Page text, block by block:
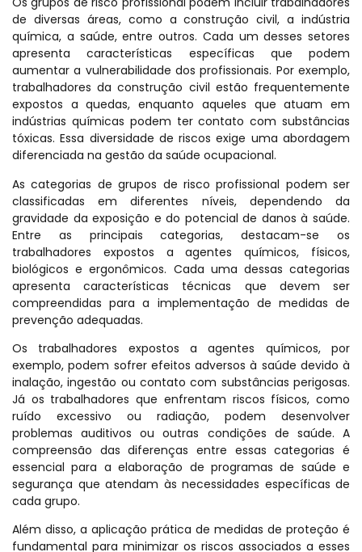
de diversas áreas, como a construção civil, a indústria
química, a saúde, entre outros. Cada um desses setores
apresenta características específicas que podem
aumentar a vulnerabilidade dos profissionais. Por exemplo,
trabalhadores da construção civil estão frequentemente
expostos a quedas, enquanto aqueles que atuam em
indústrias químicas podem ter contato com substâncias
tóxicas. Essa diversidade de riscos exige uma abordagem
diferenciada na gestão da saúde ocupacional.
As categorias de grupos de risco profissional podem ser
classificadas em diferentes níveis, dependendo da
gravidade da exposição e do potencial de danos à saúde.
Entre as principais categorias, destacam-se os
trabalhadores expostos a agentes químicos, físicos,
biológicos e ergonômicos. Cada uma dessas categorias
apresenta características técnicas que devem ser
compreendidas para a implementação de medidas de
prevenção adequadas.
Os trabalhadores expostos a agentes químicos, por
exemplo, podem sofrer efeitos adversos à saúde devido à
inalação, ingestão ou contato com substâncias perigosas.
Já os trabalhadores que enfrentam riscos físicos, como
ruído excessivo ou radiação, podem desenvolver
problemas auditivos ou outras condições de saúde. A
compreensão das diferenças entre essas categorias é
essencial para a elaboração de programas de saúde e
segurança que atendam às necessidades específicas de
cada grupo.
Além disso, a aplicação prática de medidas de proteção é
fundamental para minimizar os riscos associados a esses